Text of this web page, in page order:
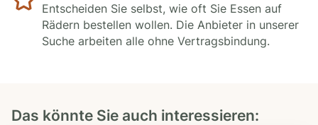
Entscheiden Sie selbst, wie oft Sie Essen auf
Rädern bestellen wollen. Die Anbieter in unserer
Suche arbeiten alle ohne Vertragsbindung.
Das könnte Sie auch interessieren: